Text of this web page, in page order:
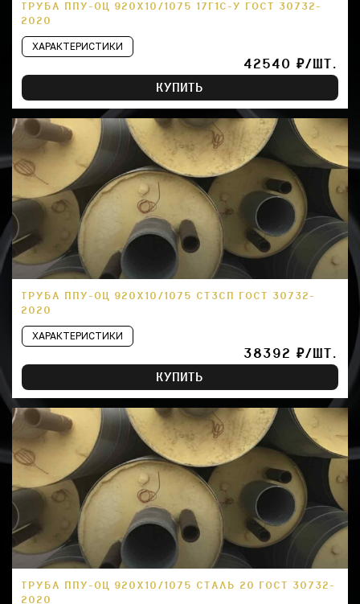
ТРУБА ППУ-ОЦ 920Х10/1075 17Г1С-У ГОСТ 30732-
2020
ХАРАКТЕРИСТИКИ
42540 ₽/ШТ.
КУПИТЬ
ТРУБА ППУ-ОЦ 920Х10/1075 СТ3СП ГОСТ 30732-
2020
ХАРАКТЕРИСТИКИ
38392 ₽/ШТ.
КУПИТЬ
ТРУБА ППУ-ОЦ 920Х10/1075 СТАЛЬ 20 ГОСТ 30732-
2020